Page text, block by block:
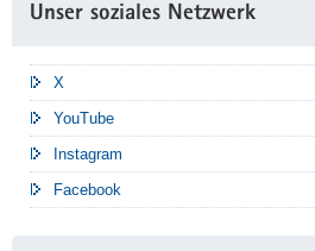
Unser soziales Netzwerk
X
YouTube
Instagram
Facebook